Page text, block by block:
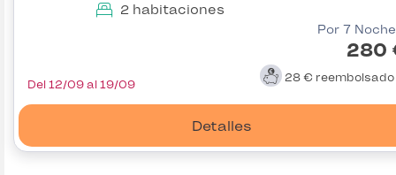
2 habitaciones
Por 7
280
28 € reembolsado
Detalles
Del 12/09 al 19/09